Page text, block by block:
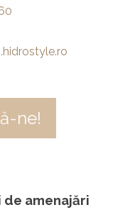
ne!
amenajări